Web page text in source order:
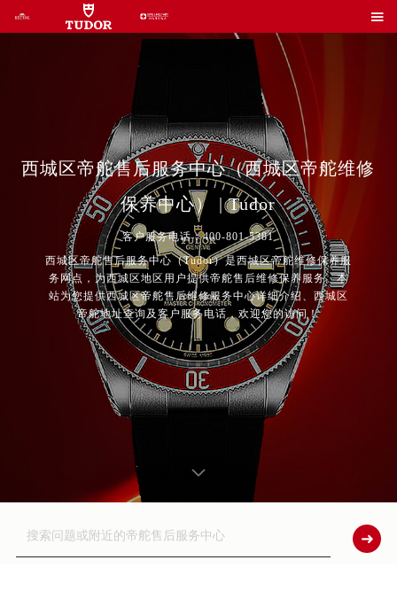

西城区帝舵售后服务中心（西城区帝舵维修
保养中心） | Tudor
客户服务电话：400-801-5381
西城区帝舵售后服务中心（Tudor）是西城区帝舵维修保养服
务网点，为西城区地区用户提供帝舵售后维修保养服务。本
站为您提供西城区帝舵售后维修服务中心详细介绍、西城区
帝舵地址查询及客户服务电话，欢迎您的访问！